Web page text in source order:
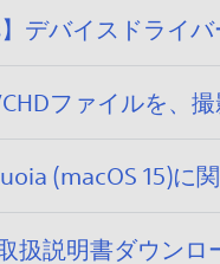
デバイスドライ
ファイルを、
(macOS 15)に
扱説明書ダウン